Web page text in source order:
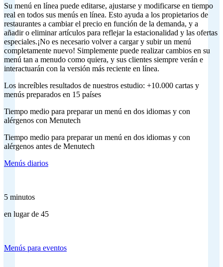
Su menú en línea puede editarse, ajustarse y modificarse en tiempo
real en todos sus menús en línea. Esto ayuda a los propietarios de
restaurantes a cambiar el precio en función de la demanda, y a
añadir o eliminar artículos para reflejar la estacionalidad y las ofertas
especiales.¡No es necesario volver a cargar y subir un menú
completamente nuevo! Simplemente puede realizar cambios en su
menú tan a menudo como quiera, y sus clientes siempre verán e
interactuarán con la versión más reciente en línea.
Los increíbles resultados de nuestros estudio: +10.000 cartas y
menús preparados en 15 países
Tiempo medio para preparar un menú en dos idiomas y con
alérgenos con Menutech
Tiempo medio para preparar un menú en dos idiomas y con
alérgenos antes de Menutech
Menús diarios
5 minutos
en lugar de 45
Menús para eventos